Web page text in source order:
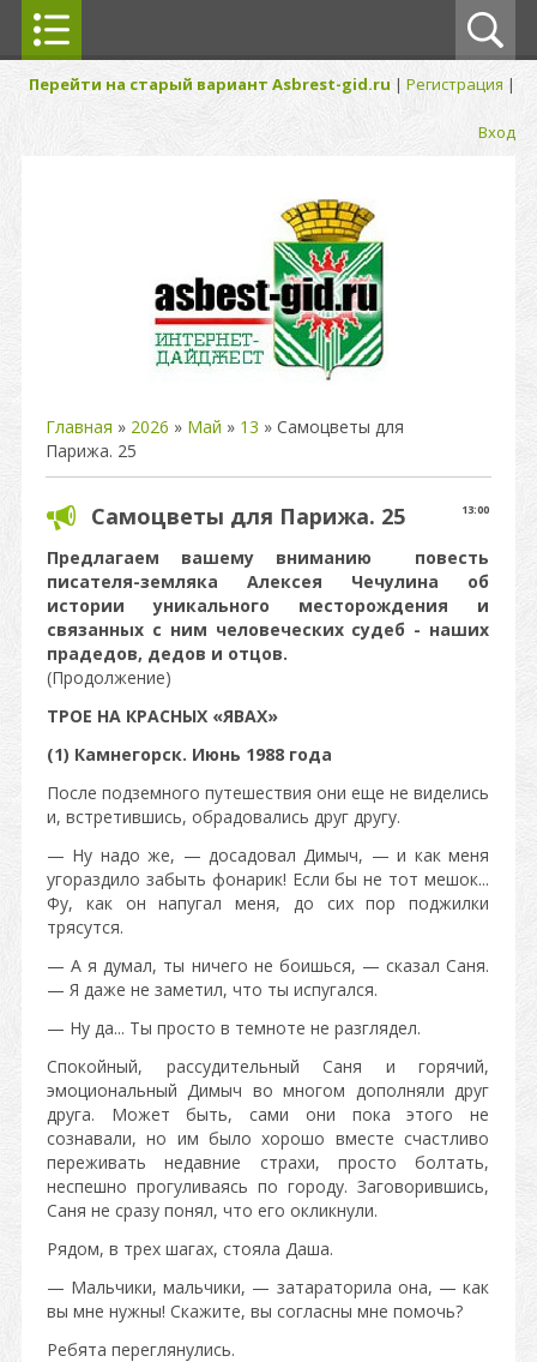
Перейти на старый вариант Asbrest-gid.ru | Регистрация |
Вход
Главная » 2026 » Май » 13 » Самоцветы для
Парижа. 25
13:00
Самоцветы для Парижа. 25
Предлагаем вашему вниманию повесть
писателя-земляка Алексея Чечулина об
истории уникального месторождения и
связанных с ним человеческих судеб - наших
прадедов, дедов и отцов.
(Продолжение)​​​​​​​
ТРОЕ НА КРАСНЫХ «ЯВАХ»
(1) Камнегорск. Июнь 1988 года
После подземного путешествия они еще не виделись
и, встретившись, обрадовались друг другу.
— Ну надо же, — досадовал Димыч, — и как меня
угораздило забыть фонарик! Если бы не тот мешок...
Фу, как он напугал меня, до сих пор поджилки
трясутся.
— А я думал, ты ничего не боишься, — сказал Саня.
— Я даже не заметил, что ты испугался.
— Ну да... Ты просто в темноте не разглядел.
Спокойный, рассудительный Саня и горячий,
эмоциональный Димыч во многом дополняли друг
друга. Может быть, сами они пока этого не
сознавали, но им было хорошо вместе счастливо
переживать недавние страхи, просто болтать,
неспешно прогуливаясь по городу. Заговорившись,
Саня не сразу понял, что его окликнули.
Рядом, в трех шагах, стояла Даша.
— Мальчики, мальчики, — затараторила она, — как
вы мне нужны! Скажите, вы согласны мне помочь?
Ребята переглянулись.